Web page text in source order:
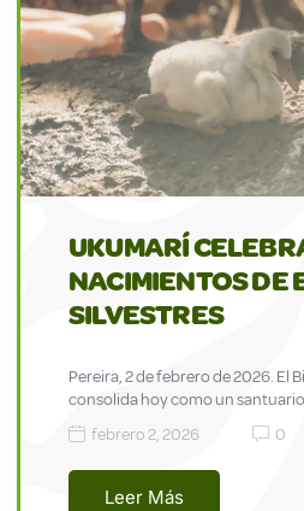
UKUMARÍ
NACIMIENTOS DE
SILVESTRES
Pereira, 2 de febrero de 2026. El
consolida hoy como un
febrero 2, 2026
0
Leer Más